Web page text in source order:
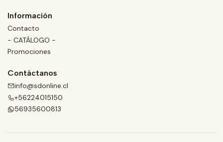
Información
Contacto
- CATÁLOGO -
Promociones
Contáctanos
info@sdonline.cl
+56224015150
56935600813